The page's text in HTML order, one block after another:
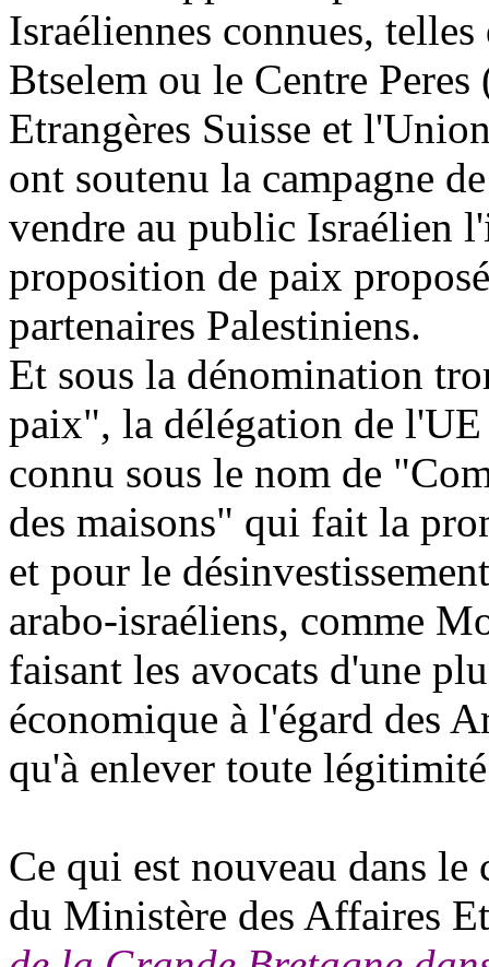
Israéliennes connues,
Btselem ou le Centre
Etrangères Suisse et
ont soutenu la campagne
vendre au public Israélien
proposition de paix
partenaires Palestiniens.
Et sous la dénomination
paix", la délégation de
connu sous le nom de
des maisons" qui fait la
et pour le
arabo-israéliens, comme
faisant les avocats d'une
économique à l'égard des
qu'à enlever toute
Ce qui est nouveau dans
du Ministère des Affaires